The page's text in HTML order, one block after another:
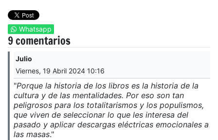
Whatsapp
9 comentarios
Julio
Viernes, 19 Abril 2024 10:16
"Porque la historia de los libros es la historia de la
cultura y de las mentalidades. Por eso son tan
peligrosos para los totalitarismos y los populismos,
que viven de seleccionar lo que les interesa del
pasado y aplicar descargas eléctricas emocionales a
las masas."